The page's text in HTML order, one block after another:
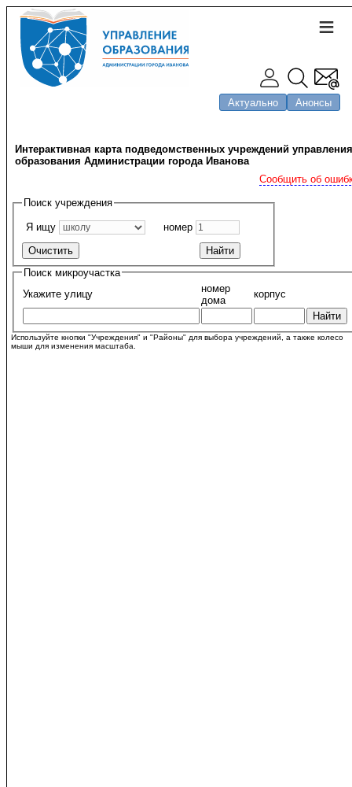
Актуально Анонсы
Интерактивная карта подведомственных учреждений управления
образования Администрации города Иванова
Сообщить об
Поиск учреждения
Я ищу номер
Поиск микроучастка
Укажите улицу
номер
дома
корпус
Используйте кнопки "Учреждения" и "Районы" для выбора учреждений, а также колесо
мыши для изменения масштаба.